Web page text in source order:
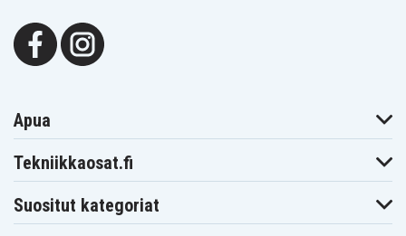
Apua
Tekniikkaosat.fi
Suositut kategoriat